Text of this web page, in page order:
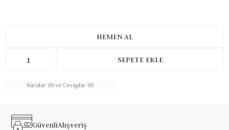
Sorular (0) ve Cevaplar (0)
GüvenliAlışveriş